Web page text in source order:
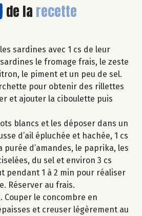
de la recette
sardines avec 1 cs de leur
le fromage frais, le zeste
le piment et un peu de sel.
pour obtenir des rillettes
et ajouter la ciboulette puis
blancs et les déposer dans un
d’ail épluchée et hachée, 1 cs
purée d’amandes, le paprika, les
du sel et environ 3 cs
pendant 1 à 2 min pour réaliser
Réserver au frais.
Couper le concombre en
et creuser légèrement au